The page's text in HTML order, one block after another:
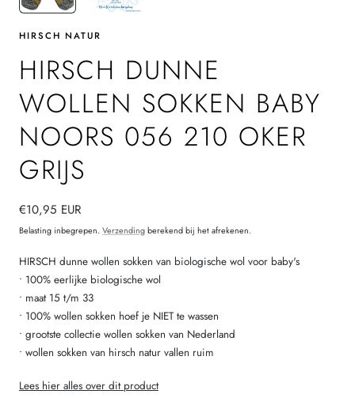
HIRSCH NATUR
HIRSCH DUNNE
WOLLEN SOKKEN BABY
NOORS 056 210 OKER
GRIJS
Normale
prijs
€10,95 EUR
Belasting inbegrepen. Verzendingberekend bij het afrekenen.
HIRSCH dunne wollen sokken van biologische wol voor baby's
• 100% eerlijke biologische wol
• maat 15 t/m 33
• 100% wollen sokken hoef je NIET te wassen
• grootste collectie wollen sokken van Nederland
• wollen sokken van hirsch natur vallen ruim
Lees hier alles over dit product